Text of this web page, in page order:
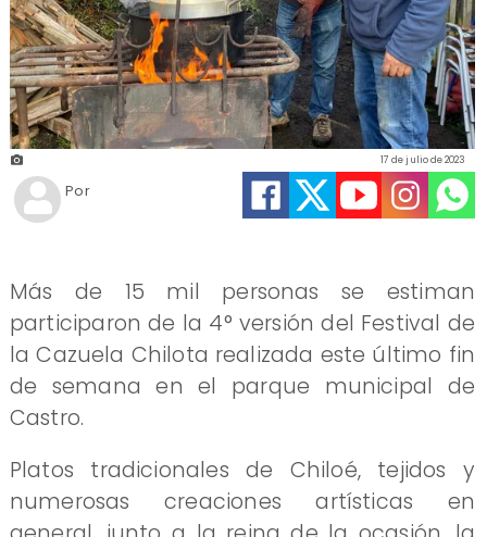
17 de julio de 2023
Por
Más de 15 mil personas se estiman
participaron de la 4° versión del Festival de
la Cazuela Chilota realizada este último fin
de semana en el parque municipal de
Castro.
Platos tradicionales de Chiloé, tejidos y
numerosas creaciones artísticas en